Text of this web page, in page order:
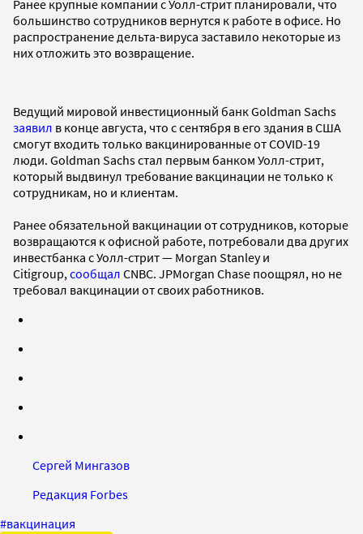
Ранее крупные компании с Уолл-стрит планировали, что
большинство сотрудников вернутся к работе в офисе. Но
распространение дельта-вируса заставило некоторые из
них отложить это возвращение.
Ведущий мировой инвестиционный банк Goldman Sachs
заявил в конце августа, что с сентября в его здания в США
cмогут входить только вакцинированные от COVID-19
люди. Goldman Sachs стал первым банком Уолл-стрит,
который выдвинул требование вакцинации не только к
сотрудникам, но и клиентам.
Ранее обязательной вакцинации от сотрудников, которые
возвращаются к офисной работе, потребовали два других
инвестбанка с Уолл-стрит — Morgan Stanley и
Citigroup, сообщал CNBC. JPMorgan Chase поощрял, но не
требовал вакцинации от своих работников.
Сергей Мингазов
Редакция Forbes
#вакцинация